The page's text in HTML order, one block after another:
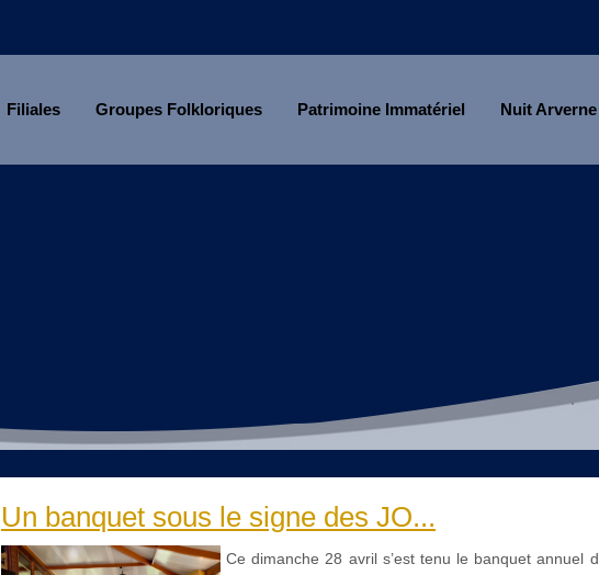
Filiales Groupes Folkloriques Patrimoine Immatériel Nuit Arverne
Un banquet sous le signe des JO...
Ce dimanche 28 avril s’est tenu le banquet annuel